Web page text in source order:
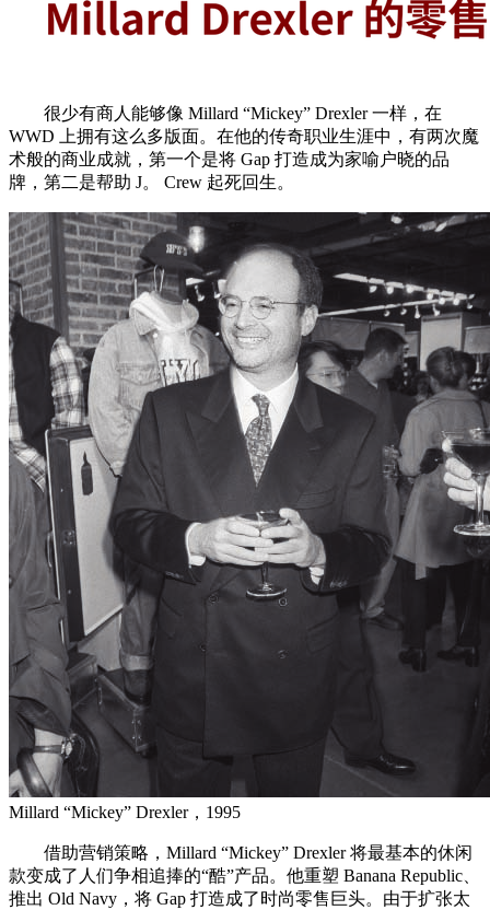
很少有商人能够像 Millard “Mickey” Drexler 一样，在
WWD 上拥有这么多版面。在他的传奇职业生涯中，有两次魔
术般的商业成就，第一个是将 Gap 打造成为家喻户晓的品
牌，第二是帮助 J。 Crew 起死回生。
Millard “Mickey” Drexler，1995
借助营销策略，Millard “Mickey” Drexler 将最基本的休闲
款变成了人们争相追捧的“酷”产品。他重塑 Banana Republic、
推出 Old Navy，将 Gap 打造成了时尚零售巨头。由于扩张太